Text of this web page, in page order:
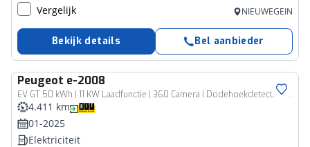
Vergelijk NIEUWEGEIN
Bekijk details Bel aanbieder
Peugeot e-2008
EV GT 50 kWh | 11 KW Laadfunctie | 360 Camera | Dodehoekdetectie | Apple Carplay | SOH=100%
4.411 km
01-2025
Elektriciteit